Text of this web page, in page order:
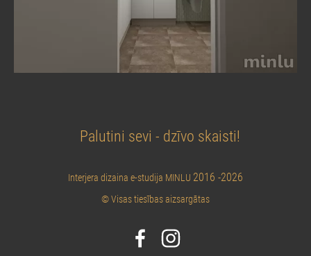
Palutini sevi - dzīvo skaisti!
Interjera dizaina e-studija MINLU 2016 -2026
© Visas tiesības aizsargātas